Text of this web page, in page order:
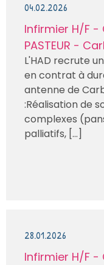
04.02.2026
Infirmier H/F -
PASTEUR -
L'HAD recrute
en contrat à
antenne de
:Réalisation de
complexes
palliatifs, [...]
28.01.2026
Infirmier H/F -